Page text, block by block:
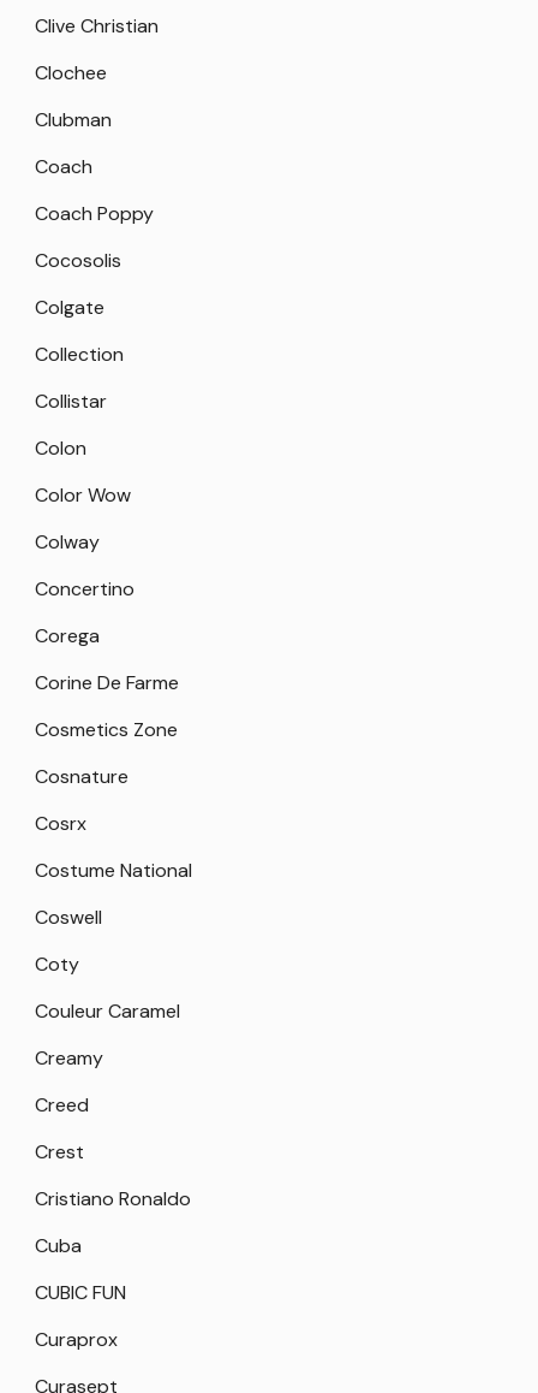
Clive Christian
Clochee
Clubman
Coach
Coach Poppy
Cocosolis
Colgate
Collection
Collistar
Colon
Color Wow
Colway
Concertino
Corega
Corine De Farme
Cosmetics Zone
Cosnature
Cosrx
Costume National
Coswell
Coty
Couleur Caramel
Creamy
Creed
Crest
Cristiano Ronaldo
Cuba
CUBIC FUN
Curaprox
Curasept